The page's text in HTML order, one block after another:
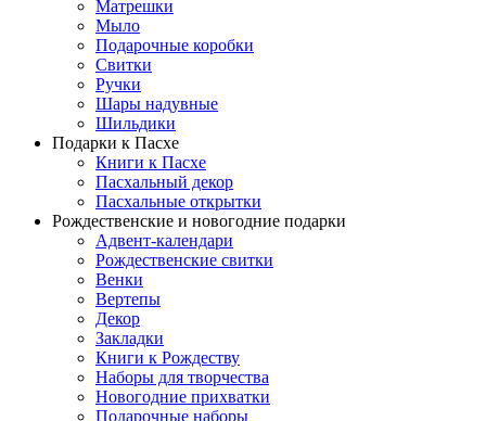
Матрешки
Мыло
Подарочные коробки
Свитки
Ручки
Шары надувные
Шильдики
Подарки к Пасхе
Книги к Пасхе
Пасхальный декор
Пасхальные открытки
Рождественские и новогодние подарки
Адвент-календари
Рождественские свитки
Венки
Вертепы
Декор
Закладки
Книги к Рождеству
Наборы для творчества
Новогодние прихватки
Подарочные наборы